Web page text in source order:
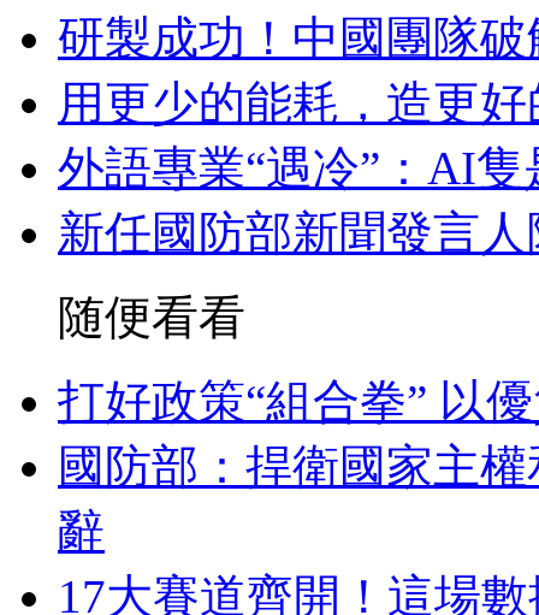
研製成功！中國團隊
用更少的能耗，造更
外語專業“遇冷”：AI隻
新任國防部新聞發言
随便看看
打好政策“組合拳” 以
國防部：捍衛國家主
辭
17大賽道齊開！這場